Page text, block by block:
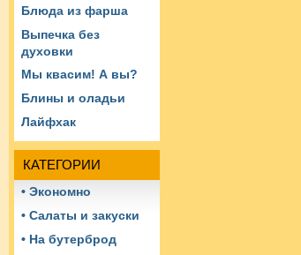
Блюда из фарша
Выпечка без
духовки
Мы квасим! А вы?
Блины и оладьи
Лайфхак
КАТЕГОРИИ
• Экономно
• Салаты и закуски
• На бутерброд